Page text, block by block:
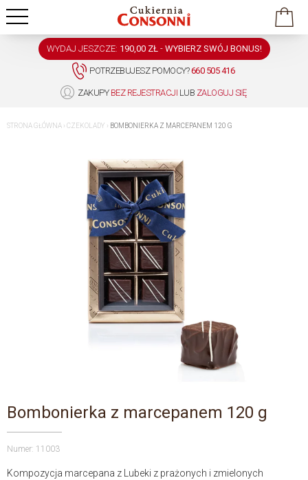
POTRZEBUJESZ POMOCY?660 505 416
ZAKUPY BEZ REJESTRACJI LUB ZALOGUJ SIĘ
WYDAJ JESZCZE: 190,00 ZŁ - WYBIERZ SWÓJ BONUS!
STRONA GŁÓWNA › CZEKOLADY › BOMBONIERKA Z MARCEPANEM 120 G
Bombonierka z marcepanem 120 g
Numer: 11003
Kompozycja marcepana z Lubeki z prażonych i zmielonych